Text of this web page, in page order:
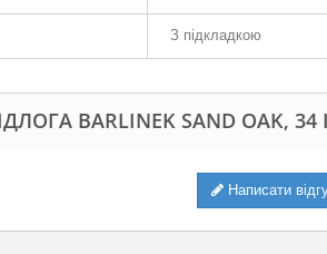
З підкладкою
BARLINEK SAND OAK,
Написати